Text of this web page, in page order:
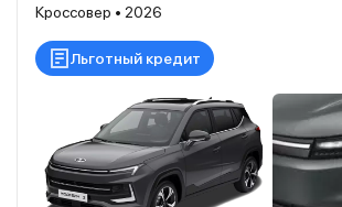
Кроссовер • 2026
Льготный кредит